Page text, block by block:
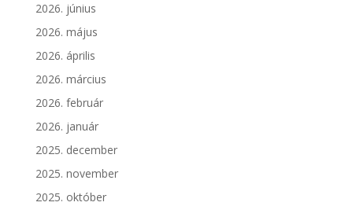
2026. június
2026. május
2026. április
2026. március
2026. február
2026. január
2025. december
2025. november
2025. október